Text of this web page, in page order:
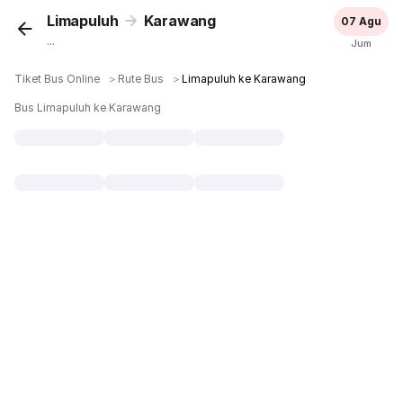
Limapuluh Karawang
...
07 Agu
Jum
Tiket Bus Online ＞ Rute Bus ＞Limapuluh ke Karawang
Bus Limapuluh ke Karawang